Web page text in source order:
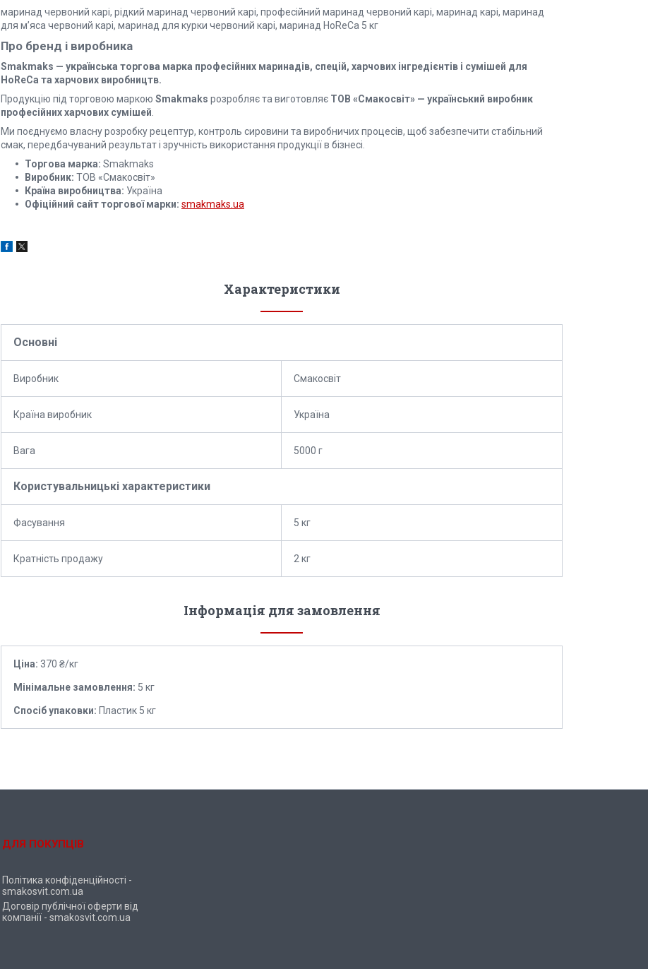
маринад червоний карі, рідкий маринад червоний карі, професійний маринад червоний карі, маринад карі, маринад
для м’яса червоний карі, маринад для курки червоний карі, маринад HoReCa 5 кг
Про бренд і виробника
Smakmaks — українська торгова марка професійних маринадів, спецій, харчових інгредієнтів і сумішей для
HoReCa та харчових виробництв.
Продукцію під торговою маркою Smakmaks розробляє та виготовляє ТОВ «Смакосвіт» — український виробник
професійних харчових сумішей.
Ми поєднуємо власну розробку рецептур, контроль сировини та виробничих процесів, щоб забезпечити стабільний
смак, передбачуваний результат і зручність використання продукції в бізнесі.
Торгова марка: Smakmaks
Виробник: ТОВ «Смакосвіт»
Країна виробництва: Україна
Офіційний сайт торгової марки: smakmaks.ua
Характеристики
Основні
Виробник Смакосвіт
Країна виробник Україна
Вага 5000 г
Користувальницькі характеристики
Фасування 5 кг
Кратність продажу 2 кг
Інформація для замовлення
Ціна: 370 ₴/кг
Мінімальне замовлення: 5 кг
Спосіб упаковки: Пластик 5 кг
ДЛЯ ПОКУПЦІВ
Політика конфіденційності -
smakosvit.com.ua
Договір публічної оферти від
компанії - smakosvit.com.ua